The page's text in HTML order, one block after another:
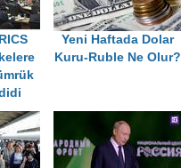
Yeni Haftada Dolar
Kuru-Ruble Ne Olur?